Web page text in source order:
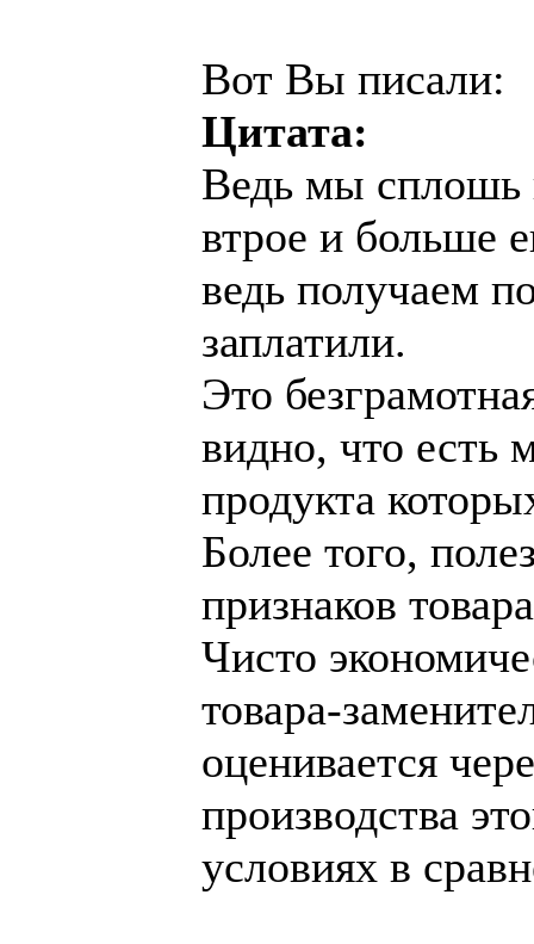
Вот Вы писали:
Цитата:
Ведь мы сплошь
втрое и больше
ведь получаем
заплатили.
Это
видно, что есть
продукта
Более того,
признаков
Чисто
товара-
оценивается
производства
условиях в